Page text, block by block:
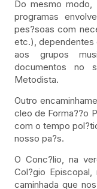
Do mesmo modo,
programas
pes?soas com
etc.), dependentes
aos grupos
documentos no
Metodista.
Outro
cleo de Forma??o
com o tempo
nosso pa?s.
O Conc?lio, na
Col?gio
caminhada que